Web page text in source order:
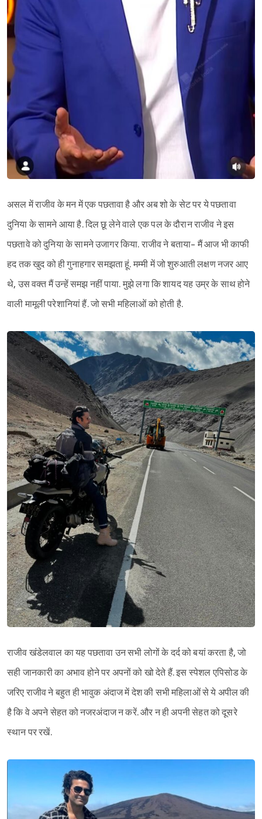
असल में राजीव के मन में एक पछतावा है और अब शो के सेट पर ये पछतावा
दुनिया के सामने आया है. दिल छू लेने वाले एक पल के दौरान राजीव ने इस
पछतावे को दुनिया के सामने उजागर किया. राजीव ने बताया- मैं आज भी काफी
हद तक खुद को ही गुनाहगार समझता हूं. मम्मी में जो शुरुआती लक्षण नजर आए
थे, उस वक्त मैं उन्हें समझ नहीं पाया. मुझे लगा कि शायद यह उम्र के साथ होने
वाली मामूली परेशानियां हैं. जो सभी महिलाओं को होती है.
राजीव खंडेलवाल का यह पछतावा उन सभी लोगों के दर्द को बयां करता है, जो
सही जानकारी का अभाव होने पर अपनों को खो देते हैं. इस स्पेशल एपिसोड के
जरिए राजीव ने बहुत ही भावुक अंदाज में देश की सभी महिलाओं से ये अपील की
है कि वे अपने सेहत को नजरअंदाज न करें. और न ही अपनी सेहत को दूसरे
स्थान पर रखें.